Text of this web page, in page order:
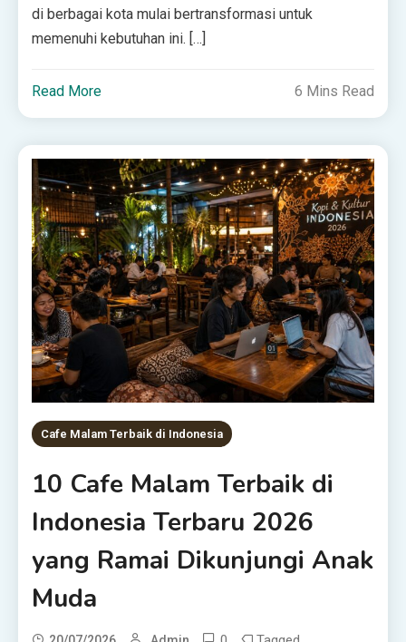
di berbagai kota mulai bertransformasi untuk
memenuhi kebutuhan ini. […]
Read More 6 Mins Read
Cafe Malam Terbaik di Indonesia
10 Cafe Malam Terbaik di
Indonesia Terbaru 2026
yang Ramai Dikunjungi Anak
Muda